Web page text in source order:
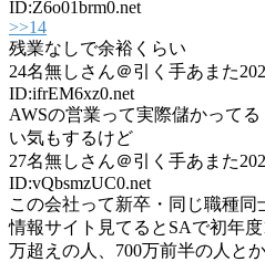
ID:Z6o01brm0.net
>>14
残業なしで余裕くらい
24名無しさん＠引く手あまた
ID:ifrEM6xz0.net
AWSの営業って実際儲かって
い気もするけど
27名無しさん＠引く手あまた
ID:vQbsmzUC0.net
この会社って新卒・同じ職種同
情報サイト見てるとSAで初年
万超えの人、700万前半の人と